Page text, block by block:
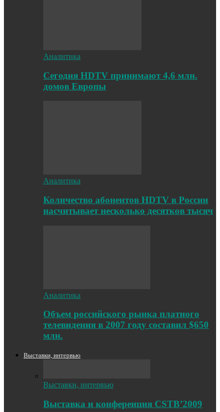
Аналитика
Cегодня HDTV принимают 4,6 млн.
домов Европы
Аналитика
Количество абонентов HDTV в России
насчитывает несколько десятков тысяч
Аналитика
Объем российского рынка платного
телевидения в 2007 году составил $650
млн.
Выставки, интервью
Выставки, интервью
Выставка и конференция CSTB’2009